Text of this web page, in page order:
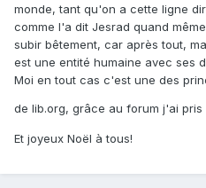
monde, tant qu'on a cette ligne
comme l'a dit Jesrad quand
subir bêtement, car après tout,
est une entité humaine avec ses
Moi en tout cas c'est une des
de lib.org, grâce au forum j'ai pris
Et joyeux Noël à tous!